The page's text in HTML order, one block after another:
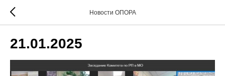
Новости ОПОРА
21.01.2025